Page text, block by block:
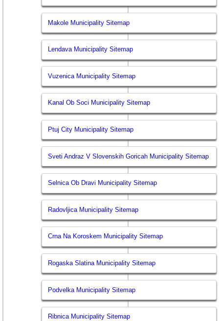
Makole Municipality Sitemap
Lendava Municipality Sitemap
Vuzenica Municipality Sitemap
Kanal Ob Soci Municipality Sitemap
Ptuj City Municipality Sitemap
Sveti Andraz V Slovenskih Goricah Municipality Sitemap
Selnica Ob Dravi Municipality Sitemap
Radovljica Municipality Sitemap
Crna Na Koroskem Municipality Sitemap
Rogaska Slatina Municipality Sitemap
Podvelka Municipality Sitemap
Ribnica Municipality Sitemap